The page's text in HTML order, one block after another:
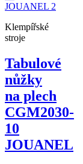
Klempířské
stroje
Tabulové
nůžky
na plech
CGM2030-
10
JOUANEL